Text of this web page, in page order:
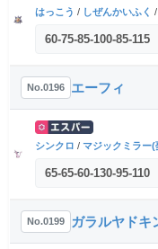
はっこう / しぜんかいふく /
60-75-85-100-85-115
No.0196 エーフィ
シンクロ / マジックミラー(
65-65-60-130-95-110
No.0199 ガラルヤドキ